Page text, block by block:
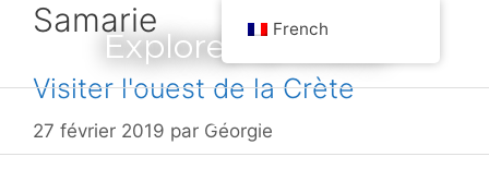
Aller
Explorez la Grèce
Menu
Samarie
Visiter l'ouest de la Crète
27 février 2019 par Géorgie
French